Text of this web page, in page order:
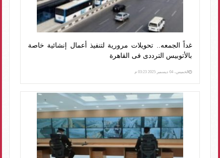
غداً الجمعه.. تحويلات مرورية لتنفيذ أعمال إنشائية خاصة
بالأتوبيس الترددى فى القاهرة
الخميس، 04 ديسمبر 2025 03:23 م